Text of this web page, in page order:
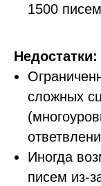
1500
Недостатки:
сложных
Иногда
писем из-